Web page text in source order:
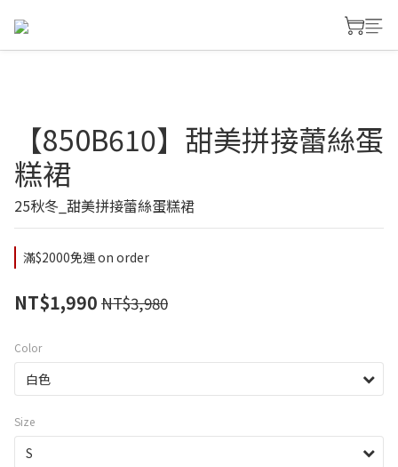
【850B610】甜美拼接蕾絲蛋
糕裙
25秋冬_甜美拼接蕾絲蛋糕裙
滿$2000免運 on order
NT$1,990 NT$3,980
Color
Size